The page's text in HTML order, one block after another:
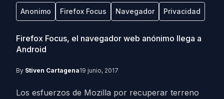
Anonimo Firefox Focus Navegador Privacidad
Firefox Focus, el navegador web anónimo llega a
Android
By Stiven Cartagena19 junio, 2017
Los esfuerzos de Mozilla por recuperar terreno